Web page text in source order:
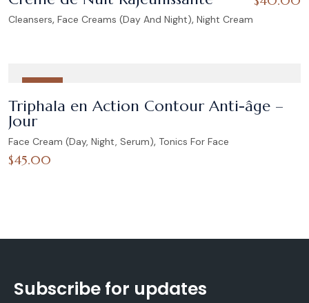
Cleansers, Face Creams (Day And Night), Night Cream
Triphala en Action Contour Anti-âge –
Jour
Face Cream (Day, Night, Serum), Tonics For Face
$45.00
Subscribe for updates